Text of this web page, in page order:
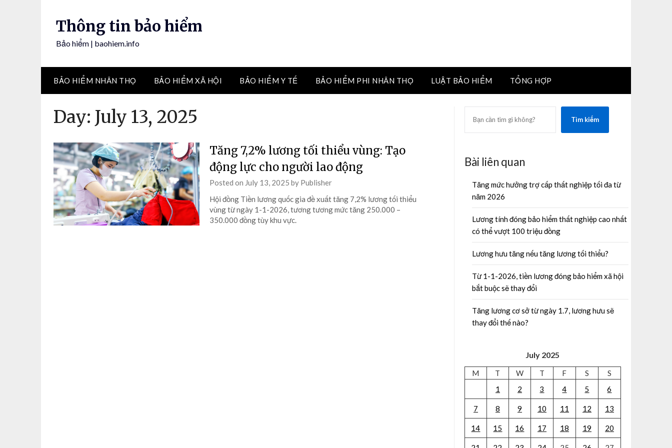
Thông tin bảo hiểm
Bảo hiểm | baohiem.info
BẢO HIỂM NHÂN THỌ BẢO HIỂM XÃ HỘI BẢO HIỂM Y TẾ BẢO HIỂM PHI NHÂN THỌ LUẬT BẢO HIỂM TỔNG HỢP
Day: July 13, 2025
Tăng 7,2% lương tối thiểu vùng: Tạo
động lực cho người lao động
Posted on July 13, 2025 by Publisher
Hội đồng Tiền lương quốc gia đề xuất tăng 7,2% lương tối thiểu
vùng từ ngày 1-1-2026, tương tương mức tăng 250.000 –
350.000 đồng tùy khu vực.
Tìm kiếm
Bài liên quan
Tăng mức hưởng trợ cấp thất nghiệp tối đa từ
năm 2026
Lương tính đóng bảo hiểm thất nghiệp cao nhất
có thể vượt 100 triệu đồng
Lương hưu tăng nếu tăng lương tối thiểu?
Từ 1-1-2026, tiền lương đóng bảo hiểm xã hội
bắt buộc sẽ thay đổi
Tăng lương cơ sở từ ngày 1.7, lương hưu sẽ
thay đổi thế nào?
July 2025
M T W T F S
S
1
2 3 4 5 6
7 8 9 10 11 12 13
14 15 16 17 18 19 20